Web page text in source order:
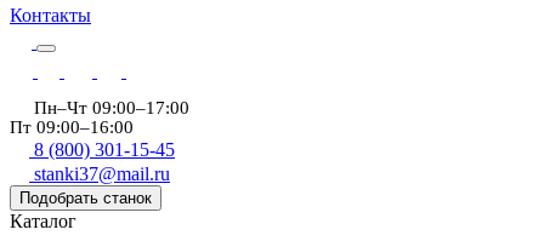
Контакты
Пн–Чт 09:00–17:00
Пт 09:00–16:00
8 (800) 301-15-45
stanki37@mail.ru
Подобрать станок
Каталог